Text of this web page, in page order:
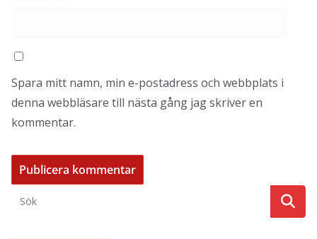
Spara mitt namn, min e-postadress och webbplats i
denna webbläsare till nästa gång jag skriver en
kommentar.